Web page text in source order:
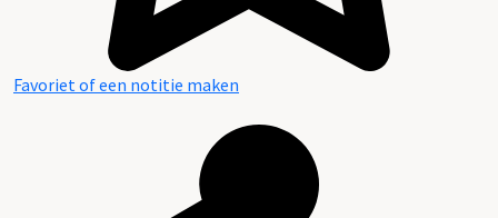
Favoriet of een notitie maken